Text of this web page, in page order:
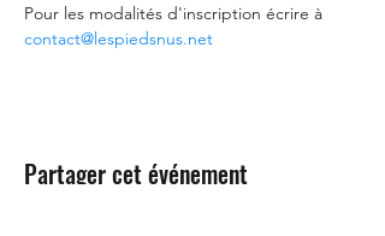
Pour les modalités d'inscription écrire à
contact@lespiedsnus.net
Partager cet événement